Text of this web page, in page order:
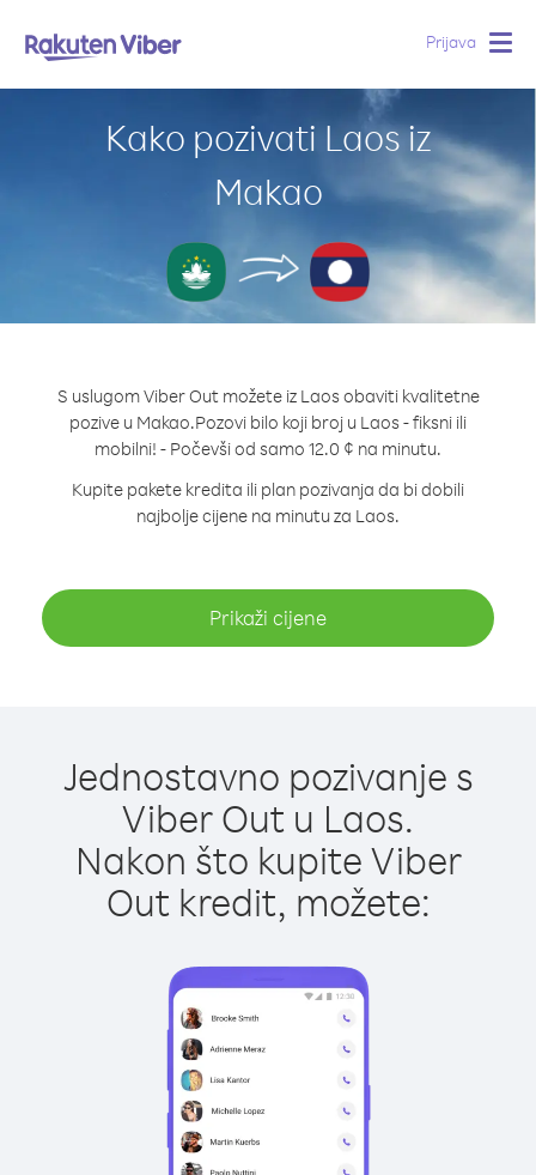
Prijava
Kako pozivati Laos iz
Makao
S uslugom Viber Out možete iz Laos obaviti kvalitetne
pozive u Makao.Pozovi bilo koji broj u Laos - fiksni ili
mobilni! - Počevši od samo 12.0 ¢ na minutu.
Kupite pakete kredita ili plan pozivanja da bi dobili
najbolje cijene na minutu za Laos.
Prikaži cijene
Jednostavno pozivanje s
Viber Out u Laos.
Nakon što kupite Viber
Out kredit, možete: